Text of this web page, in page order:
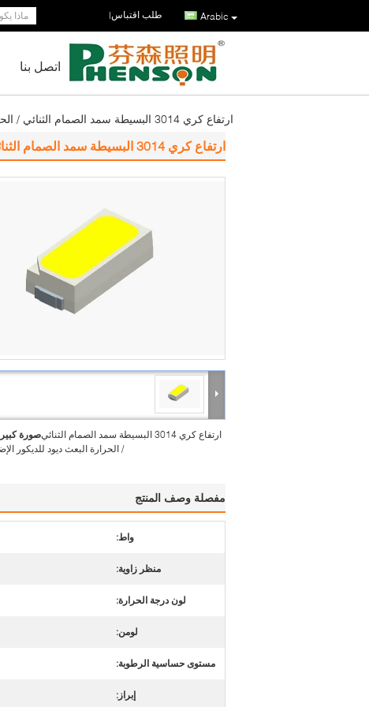
Arabic طلب اقتباس|
اتصل بنا
ارتفاع كري 3014 البسيطة سمد الصمام الثنائي / الحرارة البعث ديود للديكور الإضاءة
ارتفاع كري 3014 البسيطة سمد الصمام الثنائي / الحرارة البعث ديود للديكور الإضاءة
صورةارتفاع كري 3014 البسيطة سمد الصمام الثنائي
/ الحرارة البعث ديود للديكور
مفصلة وصف المنتج
واط:
منظر زاوية:
لون درجة الحرارة:
لومن:
مستوى حساسية الرطوبة:
إبراز: